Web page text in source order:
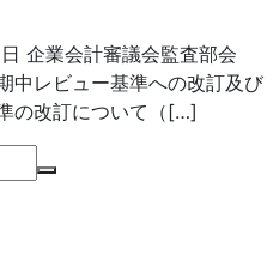
企業会計審議会監査部会
中レビュー基準への改訂及び
の改訂について（[…]